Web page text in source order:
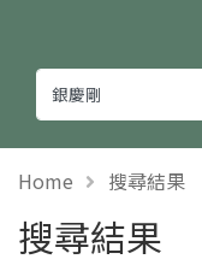
Home 搜尋結果
搜尋結果